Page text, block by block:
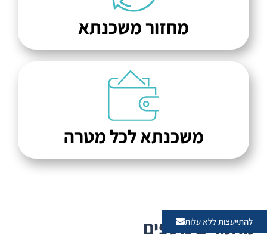
להתייעצות ללא עלות
מחזור משכנתא
משכנתא לכל מטרה
מאמרים נוספים